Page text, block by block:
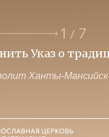
1 / 7
Указ о
Ханты-